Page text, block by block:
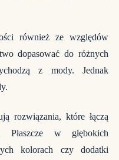
również ze względów
dopasować do różnych
z mody. Jednak
rozwiązania, które łączą
Płaszcze w głębokich
kolorach czy dodatki